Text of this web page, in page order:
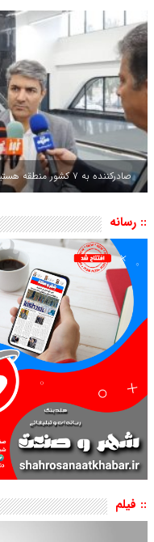
صادرکننده به ۷ کشور منطقه هستیم
:: رسانه
:: فیلم
نمایشگر